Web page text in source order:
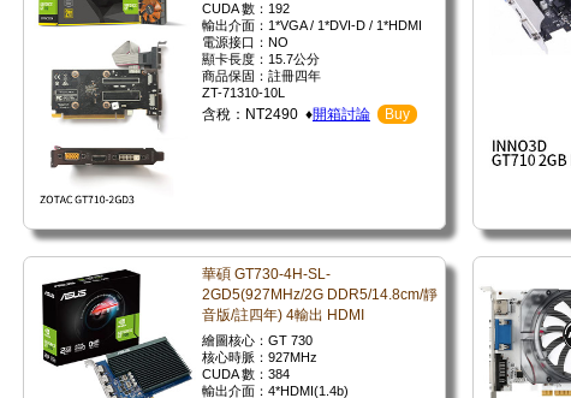
CUDA 數：192
輸出介面：1*VGA / 1*DVI-D / 1*HDMI
電源接口：NO
顯卡長度：15.7公分
商品保固：註冊四年
ZT-71310-10L
含稅：NT2490 ♦開箱討論 Buy
華碩 GT730-4H-SL-
2GD5(927MHz/2G DDR5/14.8cm/靜
音版/註四年) 4輸出 HDMI
繪圖核心：GT 730
核心時脈：927MHz
CUDA 數：384
輸出介面：4*HDMI(1.4b)